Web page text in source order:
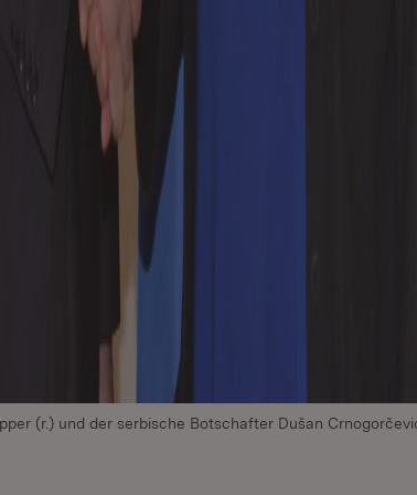
(r.) und der serbische Botschafter Dušan